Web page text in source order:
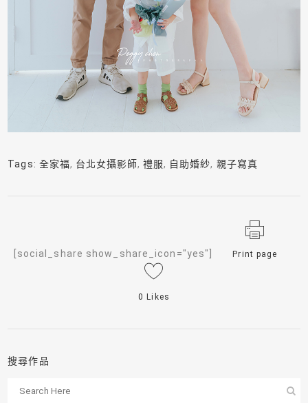
Tags: 全家福, 台北女攝影師,禮服, 自助婚紗, 親子寫真
[social_share show_share_icon="yes"] Print page
0 Likes
搜尋作品